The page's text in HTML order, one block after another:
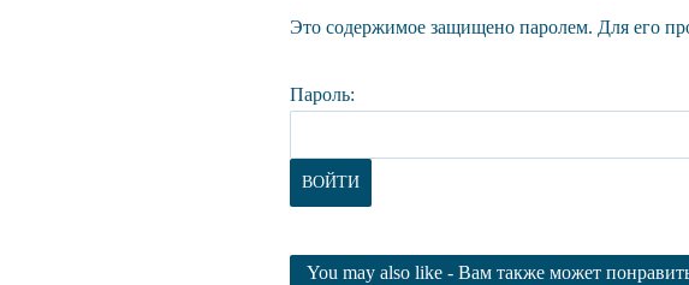
Это содержимое защищено паролем. Для его
Пароль:
You may also like - Вам также может